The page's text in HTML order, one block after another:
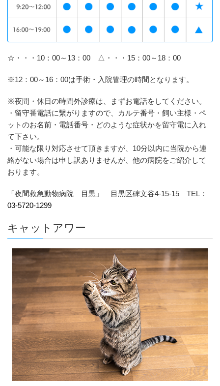
☆・・・10：00～13：00 △・・・15：00～18：00
※12：00～16：00は手術・入院管理の時間となります。
※夜間・休日の時間外診療は、まずお電話をしてください。
・留守番電話に繋がりますので、カルテ番号・飼い主様・ペ
ットのお名前・電話番号・どのような症状かを留守電に入れ
て下さい。
・可能な限り対応させて頂きますが、10分以内に当院から連
絡がない場合は申し訳ありませんが、他の病院をご紹介して
おります。
「夜間救急動物病院 目黒」 目黒区碑文谷4-15-15 TEL：
03-5720-1299
キャットアワー